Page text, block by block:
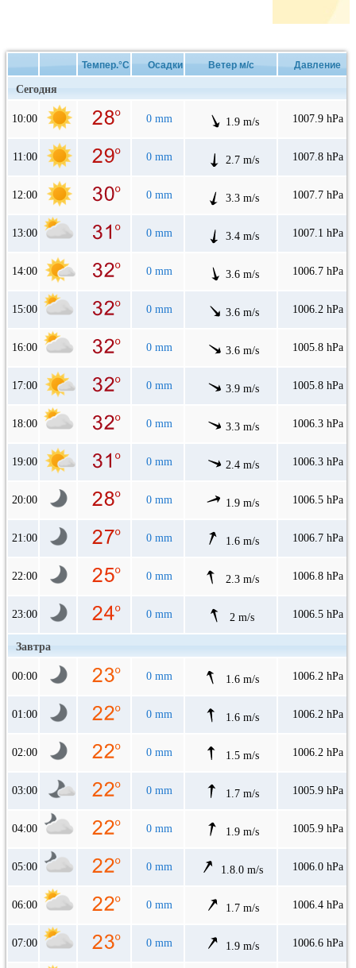
Темпер.°C Осадки Ветер м/с Давление
Сегодня
10:00 0 mm 1.9 m/s 1007.9 hPa
11:00 0 mm 2.7 m/s 1007.8 hPa
12:00 0 mm 3.3 m/s 1007.7 hPa
13:00 0 mm 3.4 m/s 1007.1 hPa
14:00 0 mm 3.6 m/s 1006.7 hPa
15:00 0 mm 3.6 m/s 1006.2 hPa
16:00 0 mm 3.6 m/s 1005.8 hPa
17:00 0 mm 3.9 m/s 1005.8 hPa
18:00 0 mm 3.3 m/s 1006.3 hPa
19:00 0 mm 2.4 m/s 1006.3 hPa
20:00 0 mm 1.9 m/s 1006.5 hPa
21:00 0 mm 1.6 m/s 1006.7 hPa
22:00 0 mm 2.3 m/s 1006.8 hPa
23:00 0 mm 2 m/s 1006.5 hPa
Завтра
00:00 0 mm 1.6 m/s 1006.2 hPa
01:00 0 mm 1.6 m/s 1006.2 hPa
02:00 0 mm 1.5 m/s 1006.2 hPa
03:00 0 mm 1.7 m/s 1005.9 hPa
04:00 0 mm 1.9 m/s 1005.9 hPa
05:00 0 mm 1.8.0 m/s 1006.0 hPa
06:00 0 mm 1.7 m/s 1006.4 hPa
07:00 0 mm 1.9 m/s 1006.6 hPa